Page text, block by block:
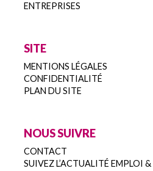
ENTREPRISES
SITE
MENTIONS LÉGALES
CONFIDENTIALITÉ
PLAN DU SITE
NOUS SUIVRE
CONTACT
SUIVEZ L’ACTUALITÉ EMPLOI